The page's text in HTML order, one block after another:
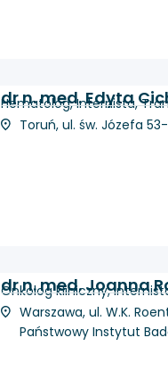
dr n. med. Edyta
Hematolog, Internista,
Toruń, ul. św. Józefa
dr n. med. Joanna
Onkolog kliniczny,
Warszawa, ul. W.K.
Państwowy Instytut